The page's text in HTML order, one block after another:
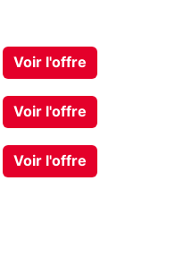
Voir l'offre
Voir l'offre
Voir l'offre